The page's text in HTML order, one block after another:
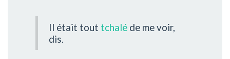
Il était tout tchalé de me voir,
dis.